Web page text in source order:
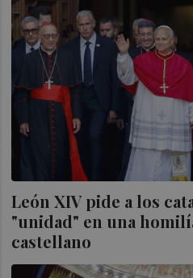
León XIV pide a los
"unidad" en una
castellano